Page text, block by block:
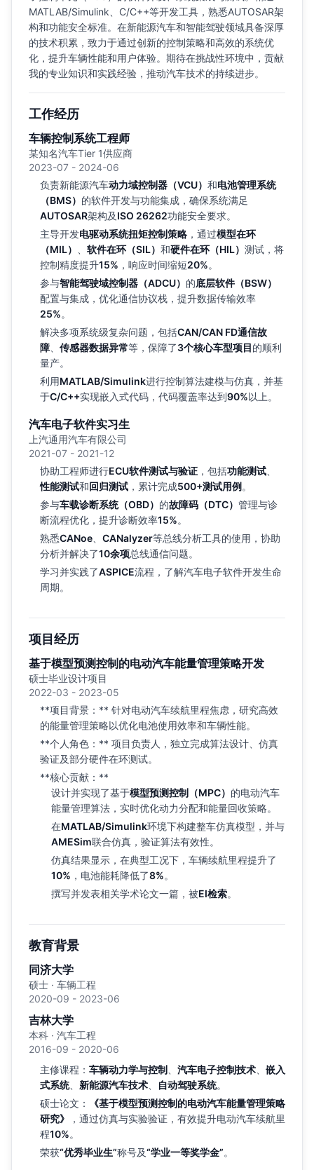
MATLAB/Simulink、C/C++等开发工具，熟悉AUTOSAR架
构和功能安全标准。在新能源汽车和智能驾驶领域具备深厚
的技术积累，致力于通过创新的控制策略和高效的系统优
化，提升车辆性能和用户体验。期待在挑战性环境中，贡献
我的专业知识和实践经验，推动汽车技术的持续进步。
工作经历
车辆控制系统工程师
某知名汽车Tier 1供应商
2023-07 - 2024-06
负责新能源汽车动力域控制器（VCU） 和电池管理系统
（BMS） 的软件开发与功能集成，确保系统满足
AUTOSAR架构及ISO 26262功能安全要求。
主导开发电驱动系统扭矩控制策略 ，通过模型在环
（MIL）
软件在环（SIL） 和硬件在环（HIL） 测试，将
控制精度提升15% ，响应时间缩短20%。
参与智能驾驶域控制器（ADCU） 的底层软件（BSW）
配置与集成，优化通信协议栈，提升数据传输效率
25%。
解决多项系统级复杂问题，包括CAN/CAN FD通信故
障
传感器数据异常等，保障了3个核心车型项目的顺利
量产。
利用MATLAB/Simulink进行控制算法建模与仿真，并基
于C/C++实现嵌入式代码，代码覆盖率达到90%以上。
汽车电子软件实习生
上汽通用汽车有限公司
2021-07 - 2021-12
协助工程师进行ECU软件测试与验证 ，包括功能测试
性能测试和回归测试 ，累计完成500+测试用例。
参与车载诊断系统（OBD） 的故障码（DTC） 管理与诊
断流程优化，提升诊断效率15%。
熟悉CANoe CANalyzer等总线分析工具的使用，协助
分析并解决了10余项总线通信问题。
学习并实践了ASPICE流程，了解汽车电子软件开发生命
周期。
项目经历
基于模型预测控制的电动汽车能量管理策略开发
硕士毕业设计项目
2022-03 - 2023-05
**项目背景：** 针对电动汽车续航里程焦虑，研究高效
的能量管理策略以优化电池使用效率和车辆性能。
**个人角色：** 项目负责人，独立完成算法设计、仿真
验证及部分硬件在环测试。
**核心贡献：**
设计并实现了基于模型预测控制（MPC） 的电动汽车
能量管理算法，实时优化动力分配和能量回收策略。
在MATLAB/Simulink环境下构建整车仿真模型，并与
AMESim联合仿真，验证算法有效性。
仿真结果显示，在典型工况下，车辆续航里程提升了
10% ，电池能耗降低了8%。
撰写并发表相关学术论文一篇，被EI检索。
教育背景
同济大学
硕士 · 车辆工程
2020-09 - 2023-06
吉林大学
本科 · 汽车工程
2016-09 - 2020-06
主修课程： 车辆动力学与控制 汽车电子控制技术
嵌入
式系统、 新能源汽车技术 自动驾驶系统。
硕士论文：
《基于模型预测控制的电动汽车能量管理策略
研究》
，通过仿真与实验验证，有效提升电动汽车续航里
程10%。
荣获“优秀毕业生”称号及“学业一等奖学金”。